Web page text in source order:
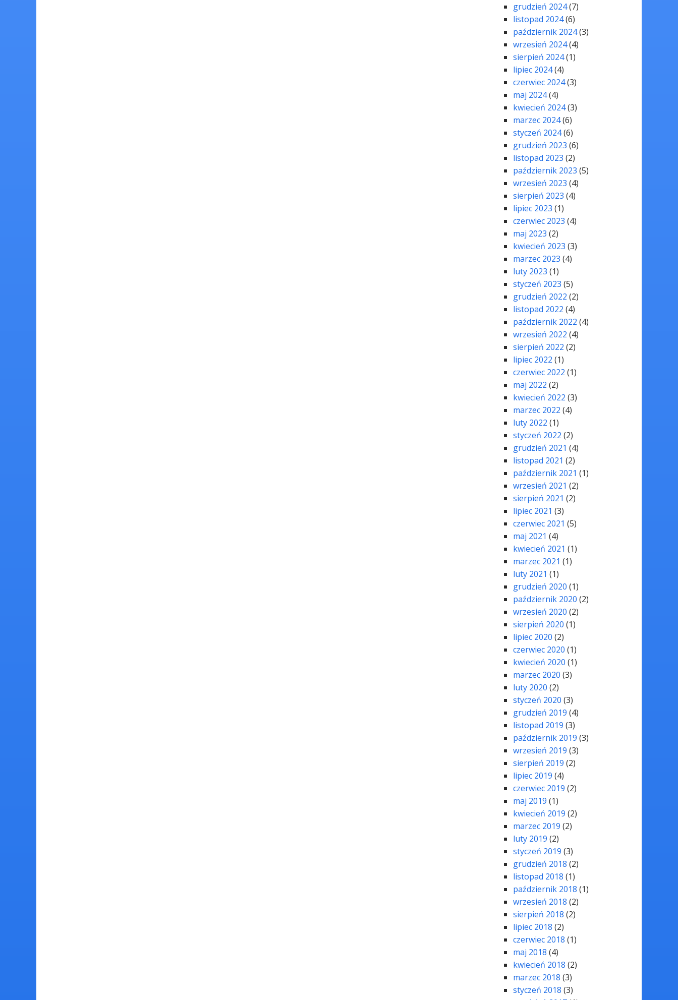
grudzień 2024(7)
listopad 2024(6)
październik 2024(3)
wrzesień 2024(4)
sierpień 2024(1)
lipiec 2024(4)
czerwiec 2024(3)
maj 2024(4)
kwiecień 2024(3)
marzec 2024(6)
styczeń 2024(6)
grudzień 2023 (6)
listopad 2023 (2)
październik 2023 (5)
wrzesień 2023 (4)
sierpień 2023 (4)
lipiec 2023 (1)
czerwiec 2023 (4)
maj 2023 (2)
kwiecień 2023 (3)
marzec 2023 (4)
luty 2023 (1)
styczeń 2023 (5)
grudzień 2022 (2)
listopad 2022 (4)
październik 2022 (4)
wrzesień 2022 (4)
sierpień 2022 (2)
lipiec 2022 (1)
czerwiec 2022 (1)
maj 2022 (2)
kwiecień 2022 (3)
marzec 2022 (4)
luty 2022 (1)
styczeń 2022 (2)
grudzień 2021 (4)
listopad 2021 (2)
październik 2021 (1)
wrzesień 2021 (2)
sierpień 2021 (2)
lipiec 2021 (3)
czerwiec 2021 (5)
maj 2021 (4)
kwiecień 2021 (1)
marzec 2021 (1)
luty 2021 (1)
grudzień 2020 (1)
październik 2020 (2)
wrzesień 2020 (2)
sierpień 2020 (1)
lipiec 2020 (2)
czerwiec 2020 (1)
kwiecień 2020 (1)
marzec 2020 (3)
luty 2020 (2)
styczeń 2020 (3)
grudzień 2019 (4)
listopad 2019 (3)
październik 2019 (3)
wrzesień 2019 (3)
sierpień 2019 (2)
lipiec 2019 (4)
czerwiec 2019 (2)
maj 2019 (1)
kwiecień 2019 (2)
marzec 2019 (2)
luty 2019 (2)
styczeń 2019 (3)
grudzień 2018 (2)
listopad 2018 (1)
październik 2018 (1)
wrzesień 2018 (2)
sierpień 2018 (2)
lipiec 2018 (2)
czerwiec 2018 (1)
maj 2018 (4)
kwiecień 2018 (2)
marzec 2018 (3)
styczeń 2018 (3)